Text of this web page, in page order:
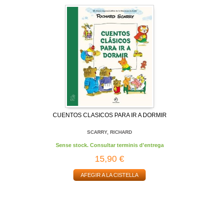
CUENTOS CLASICOS PARA IR A DORMIR
SCARRY, RICHARD
Sense stock. Consultar terminis d'entrega
15,90 €
AFEGIR A LA CISTELLA